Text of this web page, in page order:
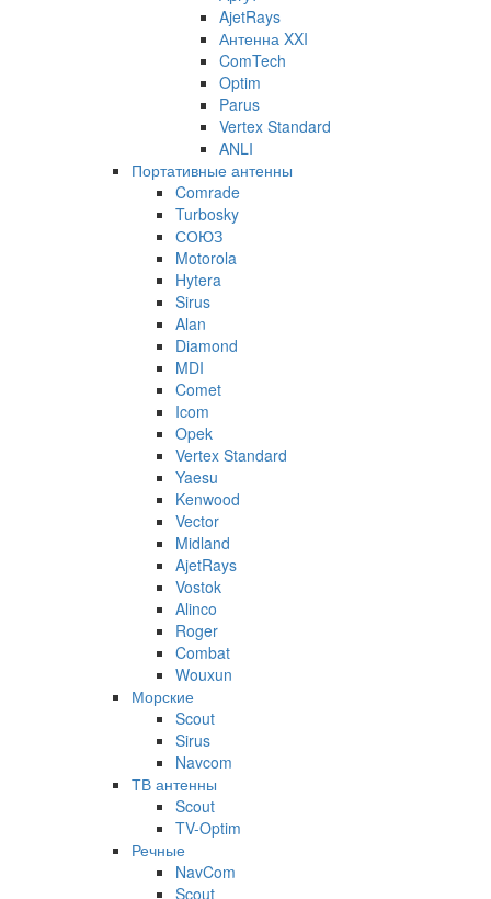
AjetRays
Антенна XXI
ComTech
Optim
Parus
Vertex Standard
ANLI
Портативные антенны
Comrade
Turbosky
СОЮЗ
Motorola
Hytera
Sirus
Alan
Diamond
MDI
Comet
Icom
Opek
Vertex Standard
Yaesu
Kenwood
Vector
Midland
AjetRays
Vostok
Alinco
Roger
Combat
Wouxun
Морские
Scout
Sirus
Navcom
ТВ антенны
Scout
TV-Optim
Речные
NavCom
Scout